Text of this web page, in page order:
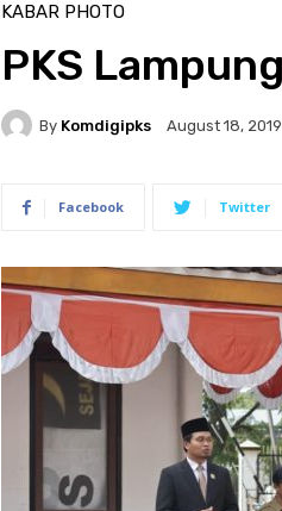
KABAR PHOTO
PKS
By Komdigipks August 18, 2019
Facebook Twitter